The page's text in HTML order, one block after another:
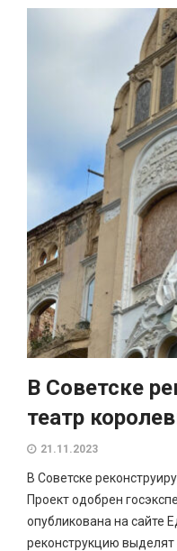
В Советске
театр
21.11.2023
В Советске
Проект одобрен
опубликована на сайте
реконструкцию выделят